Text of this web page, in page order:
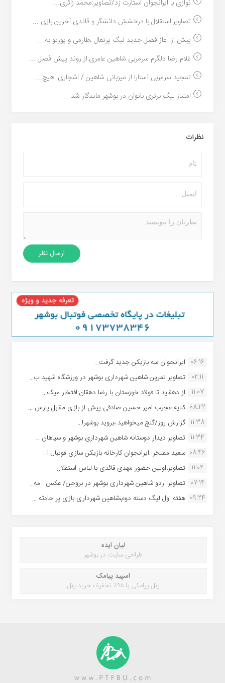
نوازی با ایرانجوان استارت زد/تصاویر:محمد زائری...
تصاویر:استقلال با درخشش دانشگر و قائدی آخرین بازی ...
پیش از آغاز فصل جدید لیگ پرتغال ،طارمی و پورتو به ...
غلام رضا دلگرم سرمربی شاهین عامری:از روند پیش فصل ...
تمجید سرمربی آستارا از میزبانی شاهین / اشجاری :هیچ...
امتیاز لیگ برتری بانوان در بوشهر ماندگار شد...
نظرات
06:16 ایرانجوان سه بازیکن جدید گرفت...
02:11
تصاویر تمرین شاهین شهردارى بوشهر در ورزشگاه شهید ب...
11:07
از دهقاید تا فولاد خوزستان با رضا دهقان:افتخار میک...
08:22 کنایه عجیب امیر حسین صادقی پیش از بازی مقابل پارس ...
11:38 گزارش روز/گنج میخواهید ،بروید بوشهر!...
11:34 تصاویر دیدار دوستانه شاهین شهردارى بوشهر و سپاهان ...
08:46 سعید مفتخر :ایرانجوان کارخانه بازیکن سازی فوتبال ا...
11:02
تصاویر،اولین حضور مهدی قائدی با لباس استقلال...
07:14 تصاویر اردو شاهین شهرداری بوشهر در بروجن/ عکس : مه...
09:24 هفته اول لیگ دسته دوم،شاهین شهرداری بازی پر حادثه ...
لیان ایده
طراحی سایت در بوشهر
اسپید پیامک
پنل پیامکی با ۹۵٪ تخفیف خرید پنل